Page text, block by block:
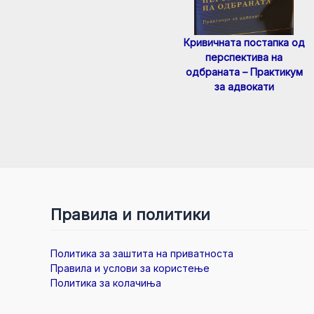
Кривичната постапка од
перспектива на
одбраната – Практикум
за адвокати
Правила и политики
Политика за заштита на приватноста
Правила и услови за користење
Политика за колачиња